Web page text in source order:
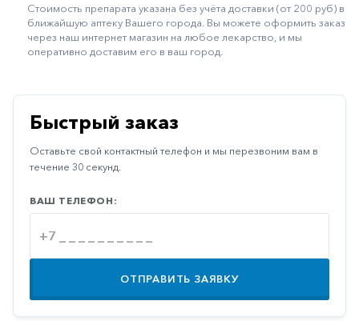
Неврологические
Остеопороз
Паркинсон
Противоаллергические
Противовирусные
Противогрибковые
Противоопухолевые
Противоподагрические
Противорвотные
Стоимость препарата указана без учёта доставки (от 200 руб) в
ближайшую аптеку Вашего города. Вы можете оформить заказ
через наш интернет магазин на любое лекарство, и мы
оперативно доставим его в ваш город.
Быстрый заказ
Оставьте свой контактный телефон и мы перезвоним вам в
течение 30 секунд.
ВАШ ТЕЛЕФОН:
ОТПРАВИТЬ ЗАЯВКУ